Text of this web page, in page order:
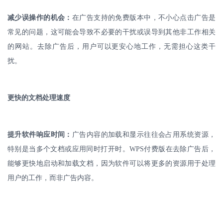
减少误操作的机会： 在广告支持的免费版本中，不小心点击广告是
常见的问题，这可能会导致不必要的干扰或误导到其他非工作相关
的网站。去除广告后，用户可以更安心地工作，无需担心这类干
扰。
更快的文档处理速度
提升软件响应时间： 广告内容的加载和显示往往会占用系统资源，
特别是当多个文档或应用同时打开时。 WPS付费版在去除广告后，
能够更快地启动和加载文档，因为软件可以将更多的资源用于处理
用户的工作，而非广告内容。